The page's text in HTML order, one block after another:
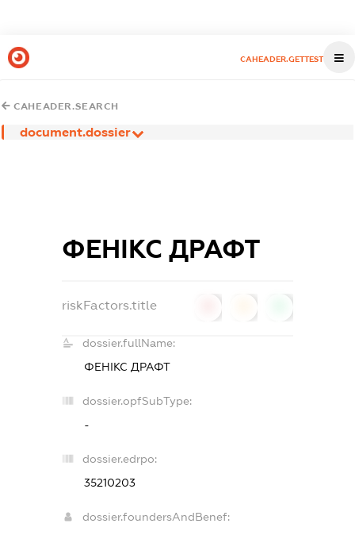
CAHEADER.GETTEST
CAHEADER.SEARCH
document.dossier
ФЕНІКС ДРАФТ
riskFactors.title
dossier.fullName:
ФЕНІКС ДРАФТ
dossier.opfSubType:
-
dossier.edrpo:
35210203
dossier.foundersAndBenef: